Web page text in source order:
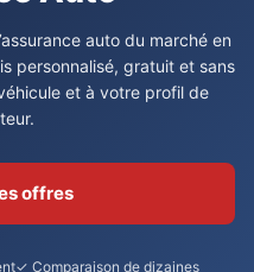
auto du marché en
personnalisé, gratuit et sans
et à votre profil de
offres
Comparaison de dizaines